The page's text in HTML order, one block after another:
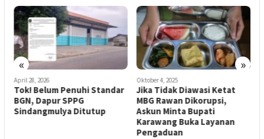
« »
April 28, 2026
Tok! Belum Penuhi Standar
BGN, Dapur SPPG
Sindangmulya Ditutup
Oktober 4, 2025
Jika Tidak Diawasi Ketat
MBG Rawan Dikorupsi,
Askun Minta Bupati
Karawang Buka Layanan
Pengaduan